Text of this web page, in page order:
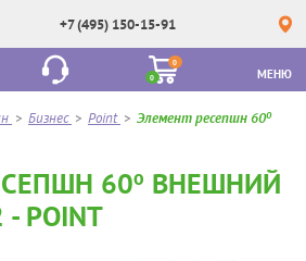
+7 (495) 150-15-91
0
0
МЕНЮ
> Бизнес > Point > Элемент ресепшн 60º
60º ВНЕШНИЙ
POINT